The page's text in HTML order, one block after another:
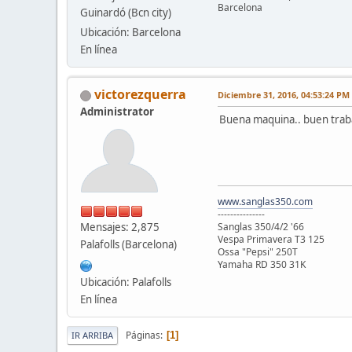
Guinardó (Bcn city)
Ubicación: Barcelona
En línea
Barcelona
victorezquerra
Administrator
Mensajes: 2,875
Palafolls (Barcelona)
Ubicación: Palafolls
En línea
Diciembre 31, 2016, 04:53:24 PM
Buena maquina.. buen
www.sanglas350.com
---------------
Sanglas 350/4/2 '66
Vespa Primavera T3 125
Ossa "Pepsi" 250T
Yamaha RD 350 31K
IR ARRIBA Páginas 1